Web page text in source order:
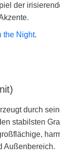
der
the Night.
durch
stabilsten
Außenbereich.